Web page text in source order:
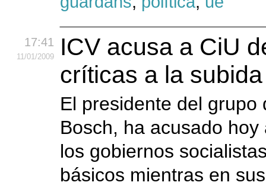
17:41
11/01/2009
ICV acusa a CiU
críticas a la
El presidente del
Bosch, ha acusado
los gobiernos
básicos mientras en